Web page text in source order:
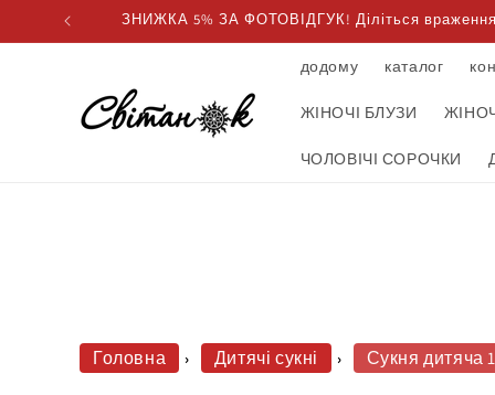
та перейти
до вмісту
ЗНИЖКА 5% ЗА ФОТОВІДГУК! Діліться
додому каталог
ЖІНОЧІ БЛУЗИ
ЧОЛОВІЧІ СОРОЧКИ
Головна Дитячі сукні Сукня дитяча
Перейти